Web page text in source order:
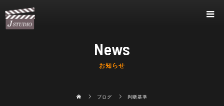
News
お知らせ
ブログ 判断基準